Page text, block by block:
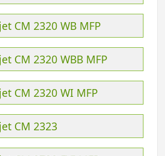
CM 2320 WB MFP
CM 2320 WBB MFP
CM 2320 WI MFP
CM 2323